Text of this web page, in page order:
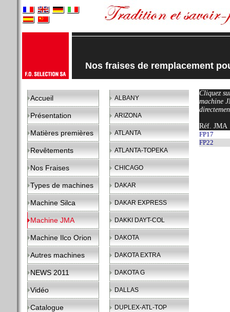
Nos fraises de remplacement
Accueil
Présentation
Matières premières
Revêtements
Nos Fraises
Types de machines
Machine Silca
Machine JMA
Machine Ilco Orion
Autres machines
NEWS 2011
Vidéo
Catalogue
ALBANY
ARIZONA
ATLANTA
ATLANTA-TOPEKA
CHICAGO
DAKAR
DAKAR EXPRESS
DAKKI DAYT-COL
DAKOTA
DAKOTA EXTRA
DAKOTA G
DALLAS
DUPLEX-ATL-TOP
Cliquez
machine
Réf. JMA
FP17
FP22